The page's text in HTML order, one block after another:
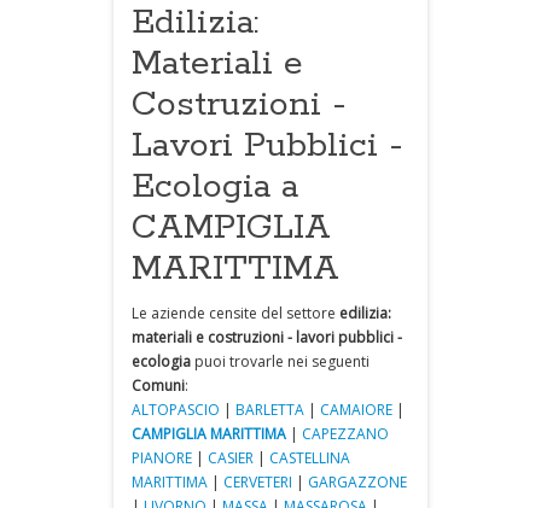
Edilizia:
Materiali e
Costruzioni -
Lavori Pubblici -
Ecologia a
CAMPIGLIA
MARITTIMA
Le aziende censite del settore edilizia:
materiali e costruzioni - lavori pubblici -
ecologia puoi trovarle nei seguenti
Comuni:
ALTOPASCIO | BARLETTA | CAMAIORE |
CAMPIGLIA MARITTIMA | CAPEZZANO
PIANORE | CASIER | CASTELLINA
MARITTIMA | CERVETERI | GARGAZZONE